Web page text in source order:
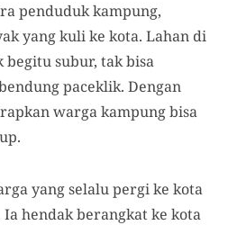
penduduk kampung,
yang kuli ke kota. Lahan di
subur, tak bisa
paceklik. Dengan
warga kampung bisa
yang selalu pergi ke kota
hendak berangkat ke kota